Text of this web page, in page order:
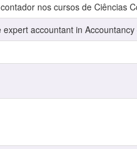
nos cursos de Ciências
accountant in